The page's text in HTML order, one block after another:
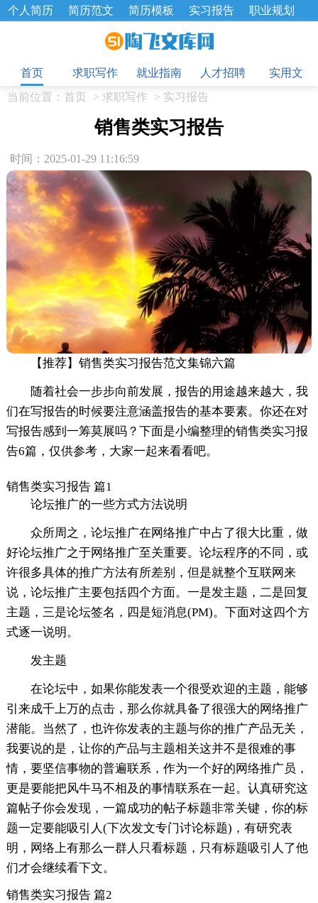
个人简历 简历范文 简历模板 实习报告
职业规划
招聘选拔 绩效考核 企业文化
工作总结
辞职报告
首页
求职写作 就业指南 人才招聘
实用文
当前位置： 首页 > 求职写作 > 实习报告
销售类实习报告
时间：2025-01-29 11:16:59
【推荐】销售类实习报告范文集锦六篇
随着社会一步步向前发展，报告的用途越来越大，我
们在写报告的时候要注意涵盖报告的基本要素。你还在对
写报告感到一筹莫展吗？下面是小编整理的销售类实习报
告6篇，仅供参考，大家一起来看看吧。
销售类实习报告 篇1
论坛推广的一些方式方法说明
众所周之，论坛推广在网络推广中占了很大比重，做
好论坛推广之于网络推广至关重要。论坛程序的不同，或
许很多具体的推广方法有所差别，但是就整个互联网来
说，论坛推广主要包括四个方面。一是发主题，二是回复
主题，三是论坛签名，四是短消息(PM)。下面对这四个方
式逐一说明。
发主题
在论坛中，如果你能发表一个很受欢迎的主题，能够
引来成千上万的点击，那么你就具备了很强大的网络推广
潜能。当然了，也许你发表的主题与你的推广产品无关，
我要说的是，让你的产品与主题相关这并不是很难的事
情，要坚信事物的普遍联系，作为一个好的网络推广员，
更是要能把风牛马不相及的事情联系在一起。认真研究这
篇帖子你会发现，一篇成功的帖子标题非常关键，你的标
题一定要能吸引人(下次发文专门讨论标题)，有研究表
明，网络上有那么一群人只看标题，只有标题吸引人了他
们才会继续看下文。
销售类实习报告 篇2